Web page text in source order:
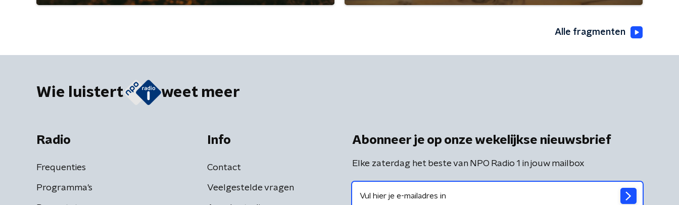
Alle fragmenten
Wie luistert weet meer
Radio
Frequenties
Programma's
Info
Contact
Veelgestelde vragen
Abonneer je op onze wekelijkse nieuwsbrief
Elke zaterdag het beste van NPO Radio 1 in jouw mailbox